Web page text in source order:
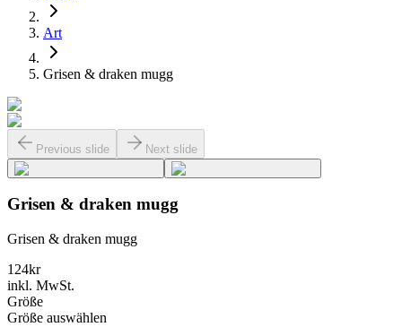
Art
Grisen & draken mugg
Previous slide Next slide
Grisen & draken mugg
Grisen & draken mugg
124kr
inkl. MwSt.
Größe
Größe auswählen